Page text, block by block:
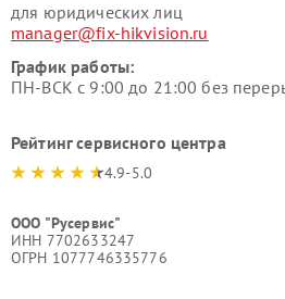
для юридических лиц
manager@fix-hikvision.ru
График работы:
ПН-ВСК с 9:00 до 21:00 без
Рейтинг сервисного центра
4.9-5.0
ООО "Русервис"
ИНН 7702633247
ОГРН 1077746335776